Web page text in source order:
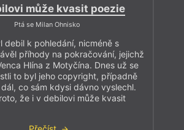
může kvasit poezie
Ptá se Milan Ohnisko
debil k pohledání, nicméně s
příhody na pokračování, jejichž
Hlína z Motyčína. Dnes už se
to byl jeho copyright, případně
co sám kdysi dávno vyslechl.
že i v debilovi může kvasit